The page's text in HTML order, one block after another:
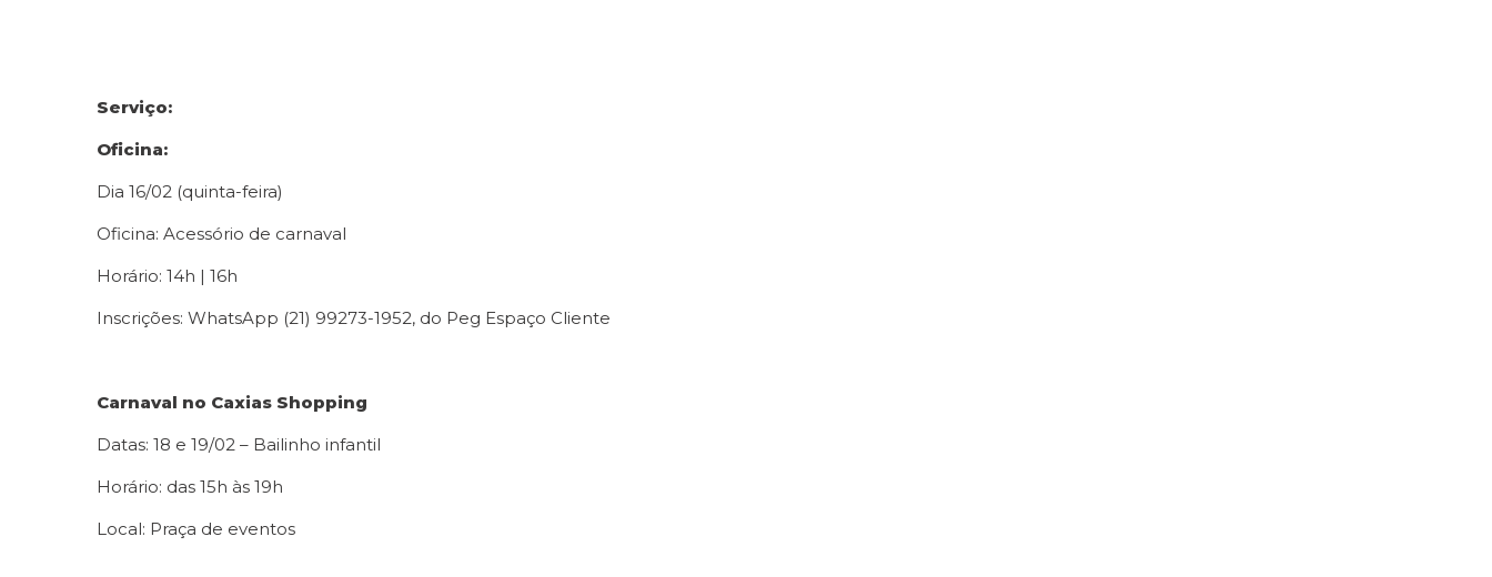
Serviço:
Oficina:
Dia 16/02 (quinta-feira)
Oficina: Acessório de carnaval
Horário: 14h | 16h
Inscrições: WhatsApp (21) 99273-1952, do Peg Espaço Cliente
Carnaval no Caxias Shopping
Datas: 18 e 19/02 – Bailinho infantil
Horário: das 15h às 19h
Local: Praça de eventos